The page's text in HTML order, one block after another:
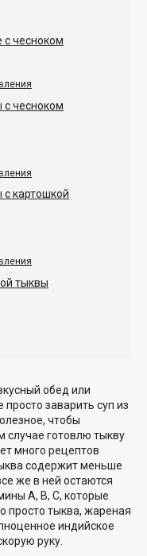
чесноком
чесноком
картошкой
тыквы
обед или
просто заварить суп из
чтобы
случае готовлю тыкву
много рецептов
содержит меньше
же в ней остаются
А, В, С, которые
просто тыква, жареная
индийское
руку.